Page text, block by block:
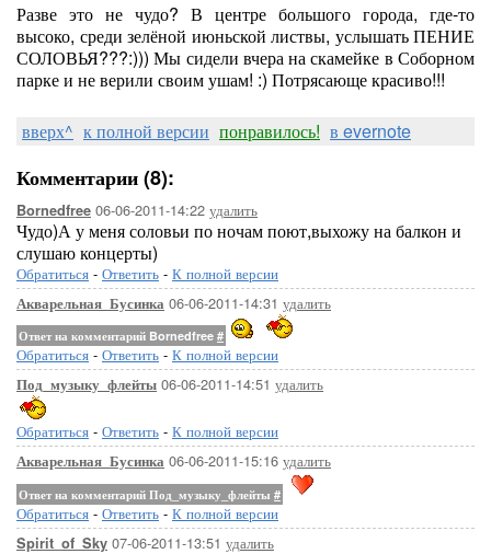
Разве это не чудо? В центре большого города, где-то
высоко, среди зелёной июньской листвы, услышать ПЕНИЕ
СОЛОВЬЯ???:))) Мы сидели вчера на скамейке в Соборном
парке и не верили своим ушам! :) Потрясающе красиво!!!
вверх^ к полной версии понравилось! в evernote
Комментарии (8):
Bornedfree 06-06-2011-14:22 удалить
Чудо)А у меня соловьи по ночам поют,выхожу на балкон и
слушаю концерты)
Обратиться - Ответить - К полной версии
Акварельная_Бусинка 06-06-2011-14:31 удалить
Ответ на комментарий Bornedfree #
Обратиться - Ответить - К полной версии
Под_музыку_флейты 06-06-2011-14:51 удалить
Обратиться - Ответить - К полной версии
Акварельная_Бусинка 06-06-2011-15:16 удалить
Ответ на комментарий Под_музыку_флейты #
Обратиться - Ответить - К полной версии
Spirit_of_Sky 07-06-2011-13:51 удалить